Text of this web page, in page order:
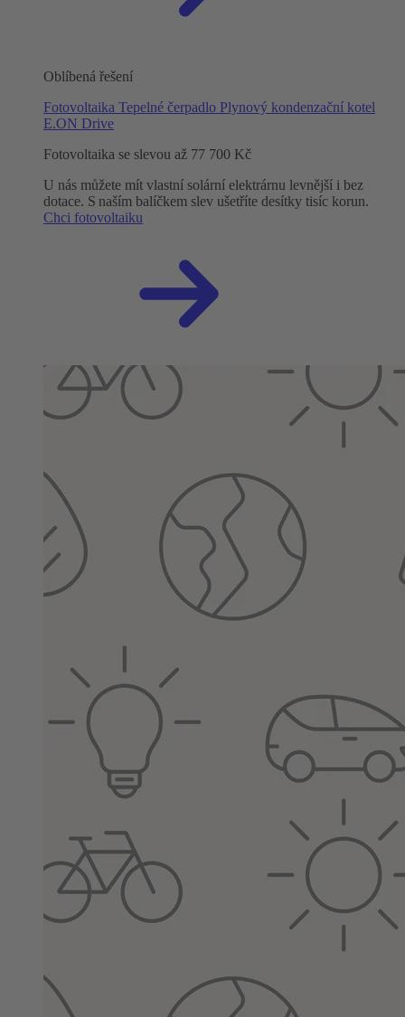
Oblíbená řešení
Fotovoltaika Tepelné čerpadlo Plynový kondenzační kotel
E.ON Drive
Fotovoltaika se slevou až 77 700 Kč
U nás můžete mít vlastní solární elektrárnu levnější i bez
dotace. S naším balíčkem slev ušetříte desítky tisíc korun.
Chci fotovoltaiku